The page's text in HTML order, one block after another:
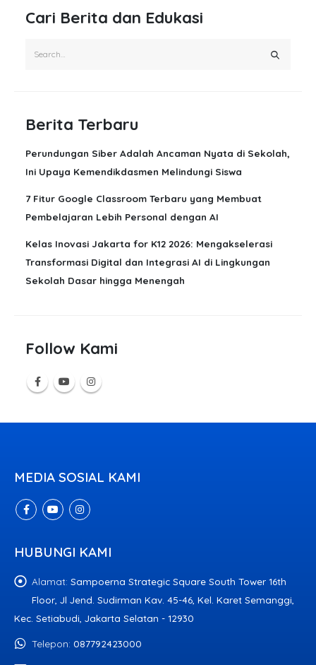
Cari Berita dan Edukasi
Berita Terbaru
Perundungan Siber Adalah Ancaman Nyata di Sekolah,
Ini Upaya Kemendikdasmen Melindungi Siswa
7 Fitur Google Classroom Terbaru yang Membuat
Pembelajaran Lebih Personal dengan AI
Kelas Inovasi Jakarta for K12 2026: Mengakselerasi
Transformasi Digital dan Integrasi AI di Lingkungan
Sekolah Dasar hingga Menengah
Follow Kami
MEDIA SOSIAL KAMI
HUBUNGI KAMI
Alamat: Sampoerna Strategic Square South Tower 16th
Floor, Jl Jend. Sudirman Kav. 45-46, Kel. Karet Semanggi,
Kec. Setiabudi, Jakarta Selatan - 12930
Telepon: 087792423000